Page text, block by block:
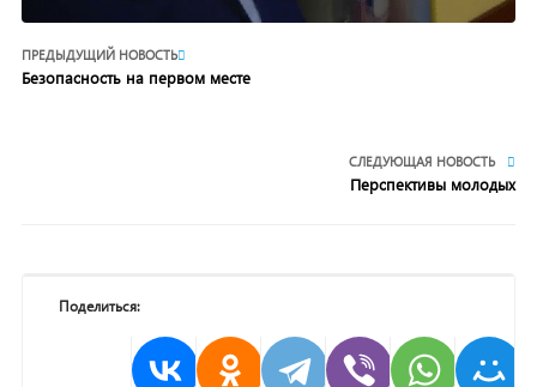
ПРЕДЫДУЩИЙ НОВОСТЬ
Безопасность на первом месте
СЛЕДУЮЩАЯ НОВОСТЬ
Перспективы молодых
Поделиться: